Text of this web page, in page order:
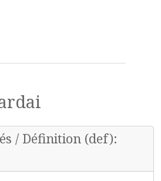
/ Définition (def):